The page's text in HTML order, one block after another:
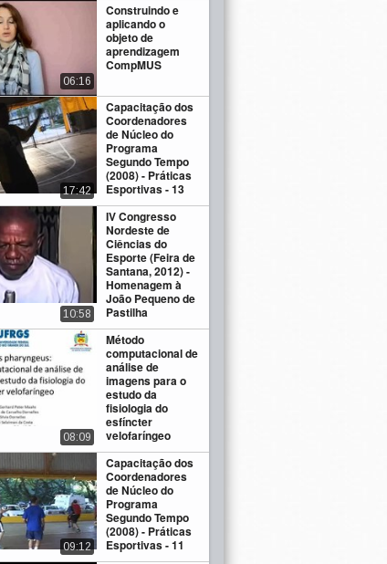
Construindo e
aplicando o
objeto de
aprendizagem
CompMUS
06:16
Capacitação dos
Coordenadores
de Núcleo do
Programa
Segundo Tempo
(2008) - Práticas
Esportivas - 13
17:42
IV Congresso
Nordeste de
Ciências do
Esporte (Feira de
Santana, 2012) -
Homenagem à
João Pequeno de
Pastilha
10:58
Método
computacional de
análise de
imagens para o
estudo da
fisiologia do
esfíncter
velofaríngeo
08:09
Capacitação dos
Coordenadores
de Núcleo do
Programa
Segundo Tempo
(2008) - Práticas
Esportivas - 11
09:12